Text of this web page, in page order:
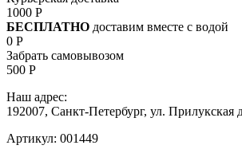
1000 Р
БЕСПЛАТНО доставим вместе с водой
0 Р
Забрать самовывозом
500 Р
Наш адрес:
192007, Санкт-Петербург, ул. Прилукская
Артикул: 001449